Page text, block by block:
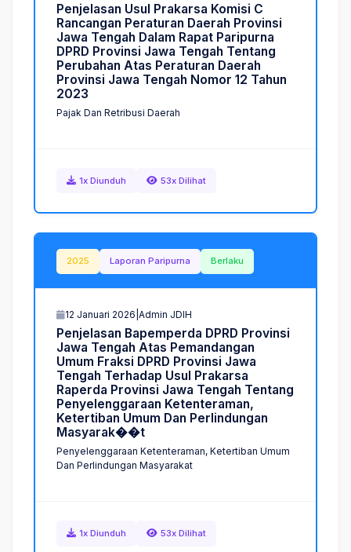
Penjelasan Usul Prakarsa Komisi C
Rancangan Peraturan Daerah Provinsi
Jawa Tengah Dalam Rapat Paripurna
DPRD Provinsi Jawa Tengah Tentang
Perubahan Atas Peraturan Daerah
Provinsi Jawa Tengah Nomor 12 Tahun
2023
Pajak Dan Retribusi Daerah
1x Diunduh 53x Dilihat
2025 Laporan Paripurna Berlaku
12 Januari 2026 Admin JDIH
Penje asan Bapemperd a D P RD Provinsi
Jawa Tenga h Atas Pemand angan
Umum Fra ksi D P RD Provinsi Jawa
Tenga h Ter had ap Usu Pra karsa
Raperd a Provinsi Jawa Tenga h Tentang
Penye enggaraan Ketenteraman,
Keterti ban Umum Dan Per ind ungan
M asyara k��t
Penyelenggaraan Ketenteraman, Ketertiban Umum
Dan Perlindungan Masyarakаt
1x Diunduh 53x Dilihat